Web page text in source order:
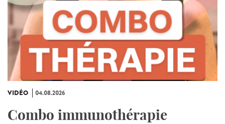
VIDÉO 04.08.2026
Combo immunothérapie